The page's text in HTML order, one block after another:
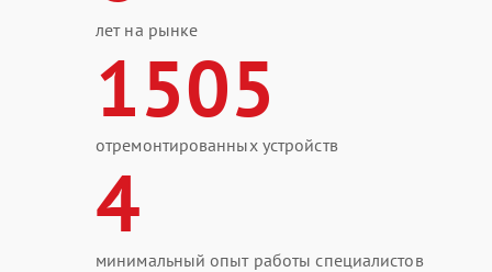
лет на рынке
1505
отремонтированных устройств
4
минимальный опыт работы специалистов